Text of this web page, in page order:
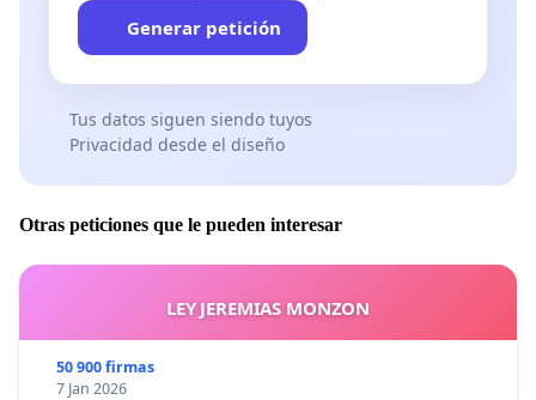
Generar petición
Tus datos siguen siendo tuyos
Privacidad desde el diseño
Otras peticiones que le pueden interesar
LEY JEREMIAS MONZON
50 900 firmas
7 Jan 2026